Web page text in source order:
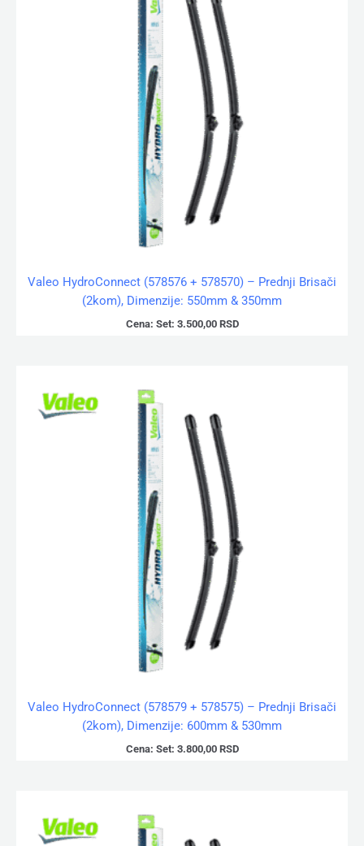
Valeo HydroConnect (578576 + 578570) – Prednji Brisači
(2kom), Dimenzije: 550mm & 350mm
Cena: Set: 3.500,00 RSD
Valeo HydroConnect (578579 + 578575) – Prednji Brisači
(2kom), Dimenzije: 600mm & 530mm
Cena: Set: 3.800,00 RSD